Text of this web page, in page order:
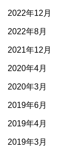
2022年12月
2022年8月
2021年12月
2020年4月
2020年3月
2019年6月
2019年4月
2019年3月